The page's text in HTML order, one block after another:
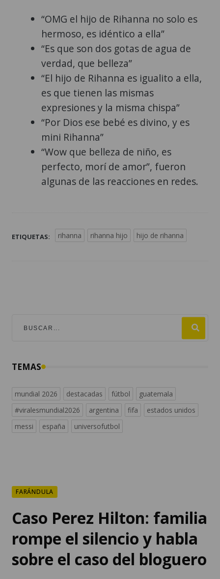
“OMG el hijo de Rihanna no solo es
hermoso, es idéntico a ella”
“Es que son dos gotas de agua de
verdad, que belleza”
“El hijo de Rihanna es igualito a ella,
es que tienen las mismas
expresiones y la misma chispa”
“Por Dios ese bebé es divino, y es
mini Rihanna”
“Wow que belleza de niño, es
perfecto, morí de amor”, fueron
algunas de las reacciones en redes.
ETIQUETAS: rihanna rihanna hijo hijo de rihanna
TEMAS
mundial 2026 destacadas fútbol
guatemala
#viralesmundial2026
argentina fifa
estados unidos
messi
españa universofutbol
FARÁNDULA
Caso Perez Hilton: familia
rompe el silencio y habla
sobre el caso del bloguero